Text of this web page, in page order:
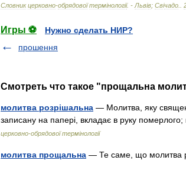
Словник церковно-обрядової термінології. - Львів; Свічадо
Игры ⚽
Нужно сделать НИР?
прошення
Смотреть что такое "прощальна
молитва розрішальна — Молитва, яку
записану на папері, вкладає в руку
церковно-обрядової термінології
молитва прощальна — Те саме, що молитва